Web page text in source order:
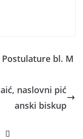
bl. M
naslovni pić
anski biskup